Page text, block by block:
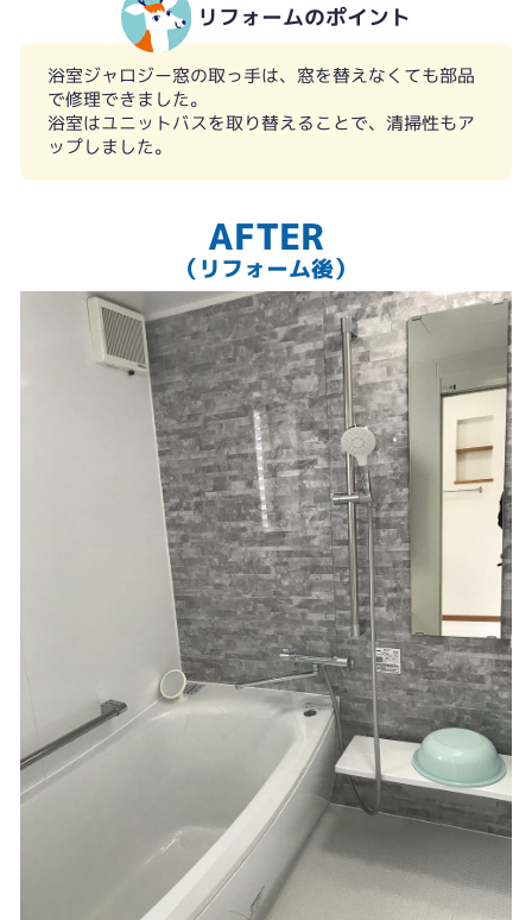
リフォームのポイント
浴室ジャロジー窓の取っ手は、窓を替えなくても部品
で修理できました。
浴室はユニットバスを取り替えることで、清掃性もア
ップしました。
AFTER
（リフォーム後）